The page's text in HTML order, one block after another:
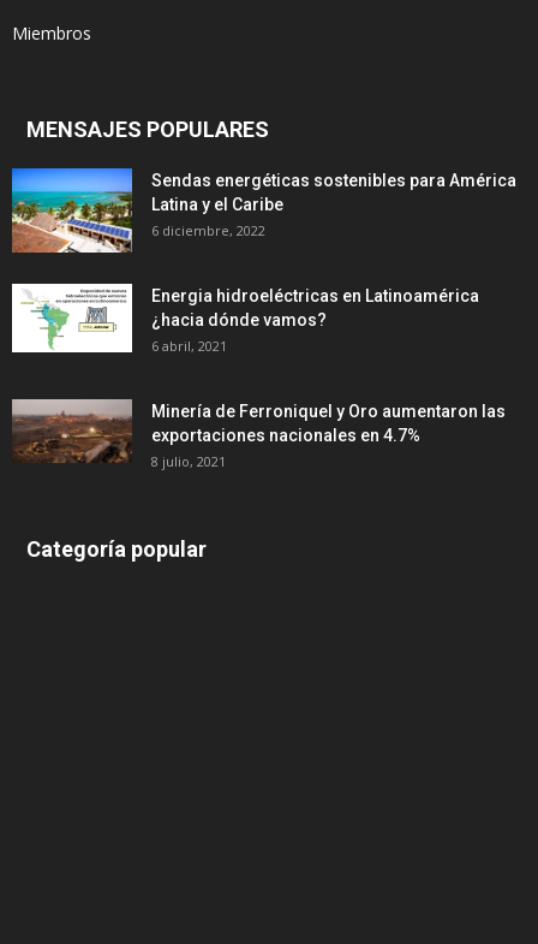
Miembros
MENSAJES POPULARES
Sendas energéticas sostenibles para América
Latina y el Caribe
6 diciembre, 2022
Energia hidroeléctricas en Latinoamérica
¿hacia dónde vamos?
6 abril, 2021
Minería de Ferroniquel y Oro aumentaron las
exportaciones nacionales en 4.7%
8 julio, 2021
Categoría popular